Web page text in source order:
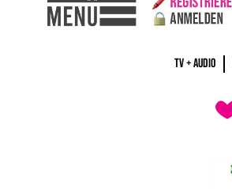
TV + AUDIO